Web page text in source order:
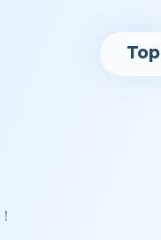
Top